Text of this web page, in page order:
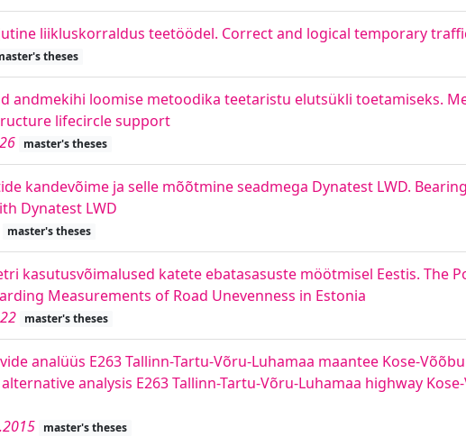
liikluskorraldus teetöödel. Correct and logical temporary
theses
andmekihi loomise metoodika teetaristu elutsükli toetamiseks.
lifecircle support
master's theses
kandevõime ja selle mõõtmine seadmega Dynatest LWD.
Dynatest LWD
master's theses
kasutusvõimalused katete ebatasasuste möötmisel Eestis. The
Measurements of Road Unevenness in Estonia
master's theses
analüüs E263 Tallinn-Tartu-Võru-Luhamaa maantee Kose-
analysis E263 Tallinn-Tartu-Võru-Luhamaa highway
master's theses